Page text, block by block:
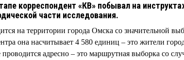
корреспондент «КВ» побывал на
части исследования.
на территории города Омска со значительной
она насчитывает 4 580 единиц – это жители
адресно – это маршрутная выборка со